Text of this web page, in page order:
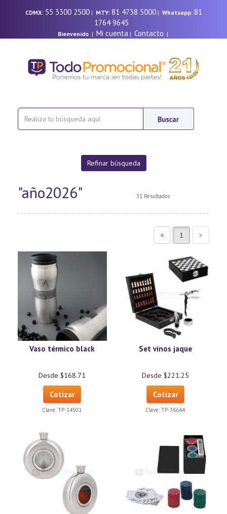
CDMX: 55 3300 2500| MTY: 81 4738 5000| Whatsapp: 81
1764 9645
Bienvenido| Mi cuenta | Contacto |
Refinar búsqueda
"año2026" 31 Resultados
Vaso térmico black
Desde $168.71
Cotizar
Clave: TP-14501
Set vinos jaque
Desde $221.25
Cotizar
Clave: TP-38644